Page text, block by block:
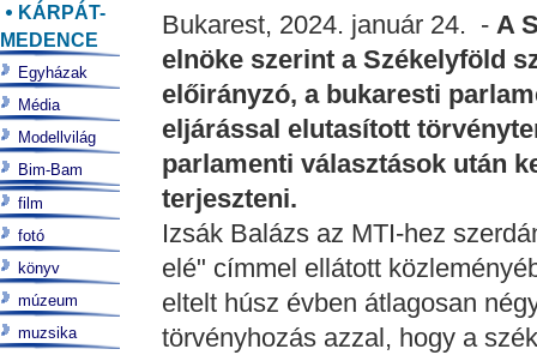
Bukarest, 2024. január 24. - A
elnöke szerint a Székelyföld
előirányzó, a bukaresti
eljárással elutasított
parlamenti választások után
terjeszteni.
Izsák Balázs az MTI-hez
elé" címmel ellátott
eltelt húsz évben átlagosan
törvényhozás azzal, hogy a
KÁRPÁT-
MEDENCE
Egyházak
Média
Modellvilág
Bim-Bam
film
fotó
könyv
múzeum
muzsika